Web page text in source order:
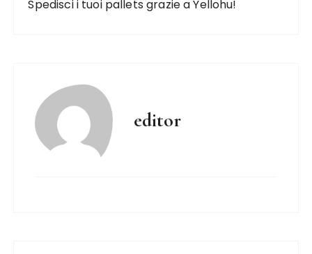
Spedisci i tuoi pallets grazie a Yellohu!
editor